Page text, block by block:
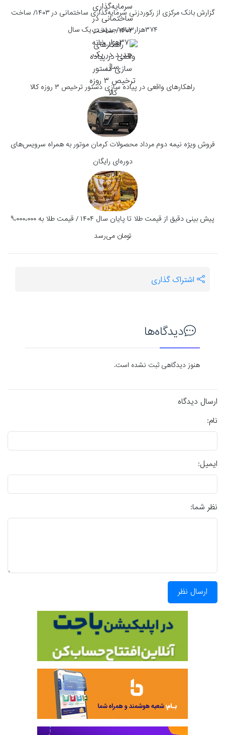
گزارش بانک مرکزی از رکوردزنی سرمایه‌گذاری ساختمانی در ۱۴۰۳/ ساخت
۳۷۴هزار خانه جدید در یک سال
راهکارهای واقعی در پیاده سازی دستور ترخیص ۳ روزه کالا
فروش ویژه نیمه دوم مرداد محصولات کرمان موتور به همراه سرویس‌های
دوره‌ای رایگان
پیش بینی دقیق از قیمت طلا تا پایان سال ۱۴۰۴ / قیمت طلا به ۹،۰۰۰،۰۰۰
تومان می‌رسد
اشتراک گذاری
دیدگاه‌ها
هنوز دیدگاهی ثبت نشده است.
ارسال دیدگاه
نام:
ایمیل:
نظر شما:
ارسال نظر